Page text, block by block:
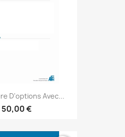
D'options Avec...
50,00 €